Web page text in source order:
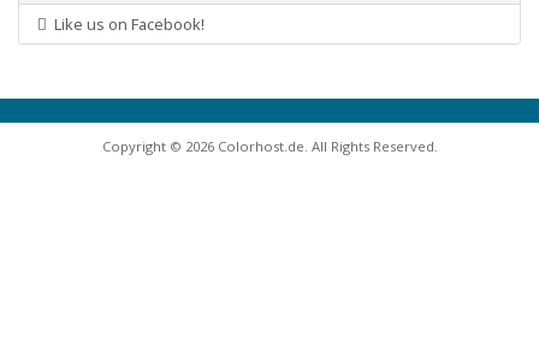
Like us on Facebook!
Copyright © 2026 Colorhost.de. All Rights Reserved.